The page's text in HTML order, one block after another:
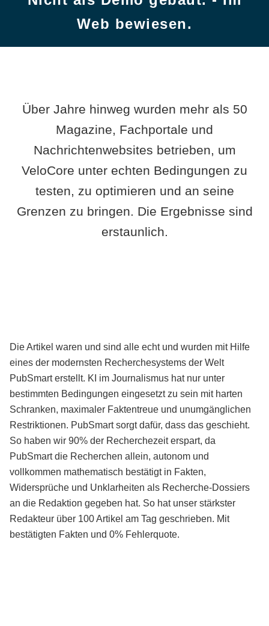
Web bewiesen.
Über Jahre hinweg wurden mehr als 50
Magazine, Fachportale und
Nachrichtenwebsites betrieben, um
VeloCore unter echten Bedingungen zu
testen, zu optimieren und an seine
Grenzen zu bringen. Die Ergebnisse sind
erstaunlich.
Die Artikel waren und sind alle echt und wurden mit Hilfe
eines der modernsten Recherchesystems der Welt
PubSmart erstellt. KI im Journalismus hat nur unter
bestimmten Bedingungen eingesetzt zu sein mit harten
Schranken, maximaler Faktentreue und unumgänglichen
Restriktionen. PubSmart sorgt dafür, dass das geschieht.
So haben wir 90% der Recherchezeit erspart, da
PubSmart die Recherchen allein, autonom und
vollkommen mathematisch bestätigt in Fakten,
Widersprüche und Unklarheiten als Recherche-Dossiers
an die Redaktion gegeben hat. So hat unser stärkster
Redakteur über 100 Artikel am Tag geschrieben. Mit
bestätigten Fakten und 0% Fehlerquote.